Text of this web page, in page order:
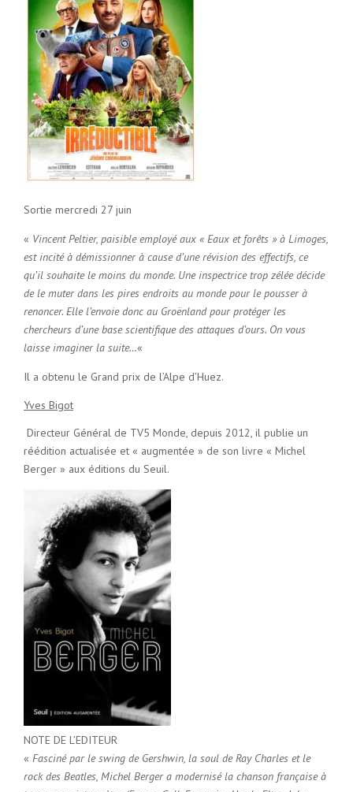
Sortie mercredi 27 juin
« Vincent Peltier, paisible employé aux « Eaux et forêts » à Limoges,
est incité à démissionner à cause d’une révision des effectifs, ce
qu’il souhaite le moins du monde. Une inspectrice trop zélée décide
de le muter dans les pires endroits au monde pour le pousser à
renoncer. Elle l’envoie donc au Groënland pour protéger les
chercheurs d’une base scientifique des attaques d’ours. On vous
laisse imaginer la suite…«
Il a obtenu le Grand prix de l’Alpe d’Huez.
Yves Bigot
Directeur Général de TV5 Monde, depuis 2012, il publie un
réédition actualisée et « augmentée » de son livre « Michel
Berger » aux éditions du Seuil.
NOTE DE L’EDITEUR
« Fasciné par le swing de Gershwin, la soul de Ray Charles et le
rock des Beatles, Michel Berger a modernisé la chanson française à